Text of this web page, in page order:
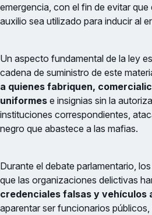
emergencia, con el fin de evitar que
auxilio sea utilizado para inducir al
Un aspecto fundamental de la ley
cadena de suministro de este
a quienes fabriquen,
uniformes e insignias sin la
instituciones correspondientes,
negro que abastece a las mafias.
Durante el debate parlamentario,
que las organizaciones delictivas
credenciales falsas y vehículos
aparentar ser funcionarios